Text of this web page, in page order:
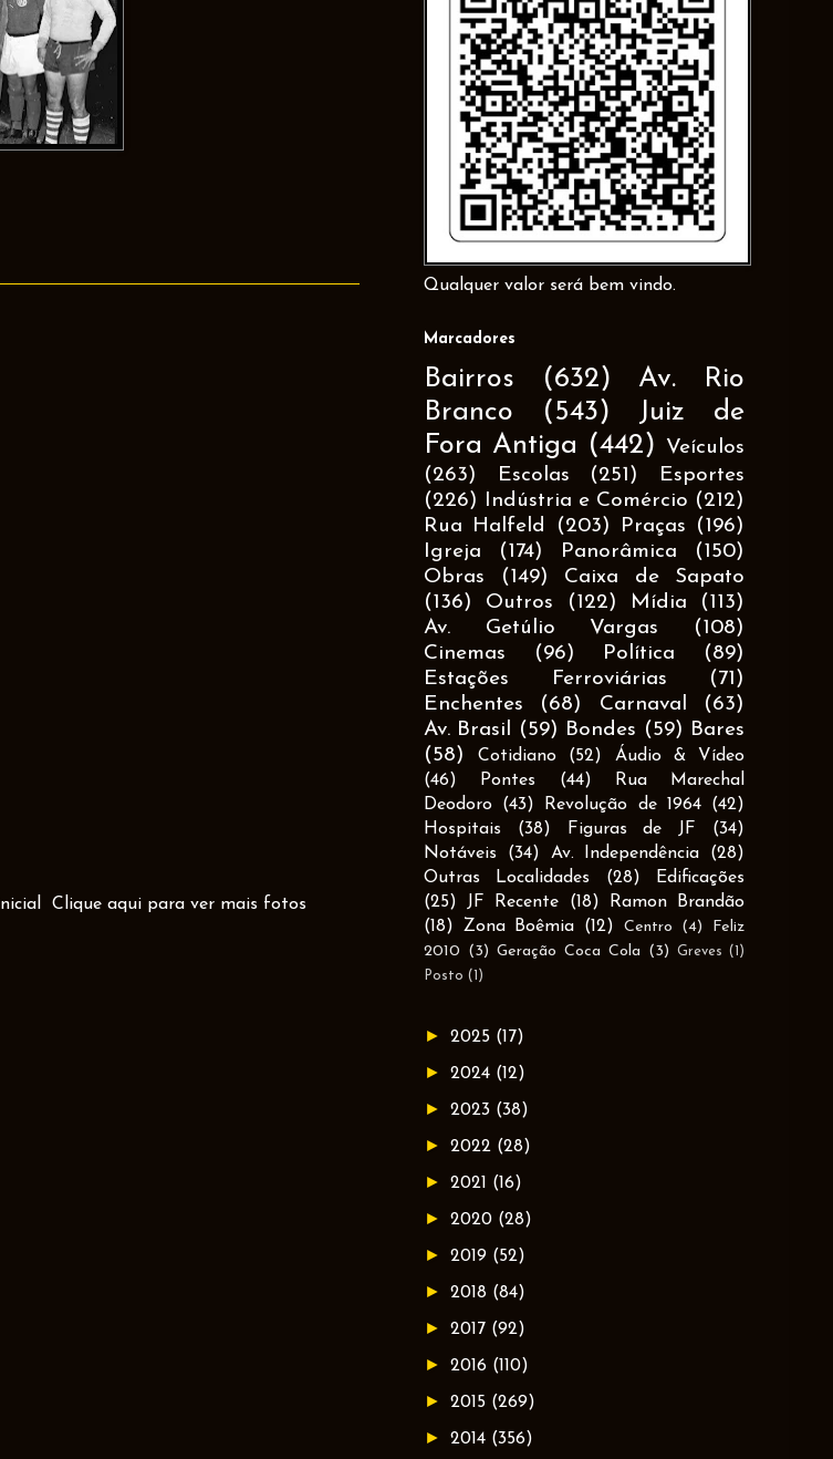
Clique aqui para ver mais fotos
Qualquer valor será bem vindo.
Marcadores
Bairros (632)
Av. Rio
Branco
(543)
Juiz de
Fora Antiga (442)
Veículos
(263)
Escolas (251)
Esportes
(226)
Indústria e Comércio (212)
Rua Halfeld
(203) Praças
(196)
Igreja
(174) Panorâmica
(150)
Obras
(149)
Caixa de Sapato
(136)
Outros (122) Mídia
(113)
Av. Getúlio Vargas
(108)
Cinemas
(96) Política
(89)
Estações Ferroviárias
(71)
Enchentes
(68) Carnaval
(63)
Av. Brasil
(59) Bondes (59) Bares
(58)
Cotidiano (52)
Áudio & Vídeo
(46)
Pontes (44)
Rua Marechal
Deodoro
(43) Revolução de 1964
(42)
Hospitais
(38) Figuras de JF
(34)
Notáveis
(34) Av. Independência
(28)
Outras Localidades
(28)
Edificações
(25)
JF Recente (18)
Ramon Brandão
(18)
Zona Boêmia (12) Centro (4)
Feliz
2010 (3) Geração Coca Cola (3) Greves (1)
Posto (1)
► 2025 (17)
► 2024 (12)
► 2023 (38)
► 2022 (28)
► 2021 (16)
► 2020 (28)
► 2019 (52)
► 2018 (84)
► 2017 (92)
► 2016 (110)
► 2015 (269)
► 2014 (356)